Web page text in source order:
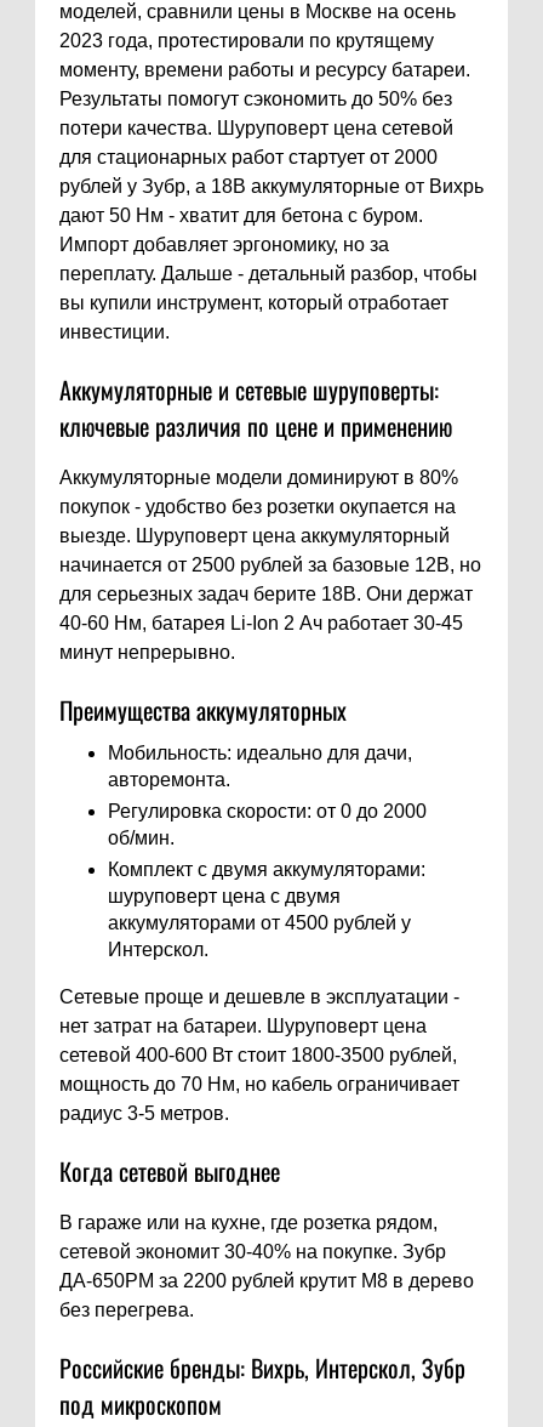
моделей, сравнили цены в Москве на осень
2023 года, протестировали по крутящему
моменту, времени работы и ресурсу батареи.
Результаты помогут сэкономить до 50% без
потери качества. Шуруповерт цена сетевой
для стационарных работ стартует от 2000
рублей у Зубр, а 18В аккумуляторные от Вихрь
дают 50 Нм - хватит для бетона с буром.
Импорт добавляет эргономику, но за
переплату. Дальше - детальный разбор, чтобы
вы купили инструмент, который отработает
инвестиции.
Аккумуляторные и сетевые шуруповерты:
ключевые различия по цене и применению
Аккумуляторные модели доминируют в 80%
покупок - удобство без розетки окупается на
выезде. Шуруповерт цена аккумуляторный
начинается от 2500 рублей за базовые 12В, но
для серьезных задач берите 18В. Они держат
40-60 Нм, батарея Li-Ion 2 Ач работает 30-45
минут непрерывно.
Преимущества аккумуляторных
Мобильность: идеально для дачи,
авторемонта.
Регулировка скорости: от 0 до 2000
об/мин.
Комплект с двумя аккумуляторами:
шуруповерт цена с двумя
аккумуляторами от 4500 рублей у
Интерскол.
Сетевые проще и дешевле в эксплуатации -
нет затрат на батареи. Шуруповерт цена
сетевой 400-600 Вт стоит 1800-3500 рублей,
мощность до 70 Нм, но кабель ограничивает
радиус 3-5 метров.
Когда сетевой выгоднее
В гараже или на кухне, где розетка рядом,
сетевой экономит 30-40% на покупке. Зубр
ДА-650РМ за 2200 рублей крутит M8 в дерево
без перегрева.
Российские бренды: Вихрь, Интерскол, Зубр
под микроскопом